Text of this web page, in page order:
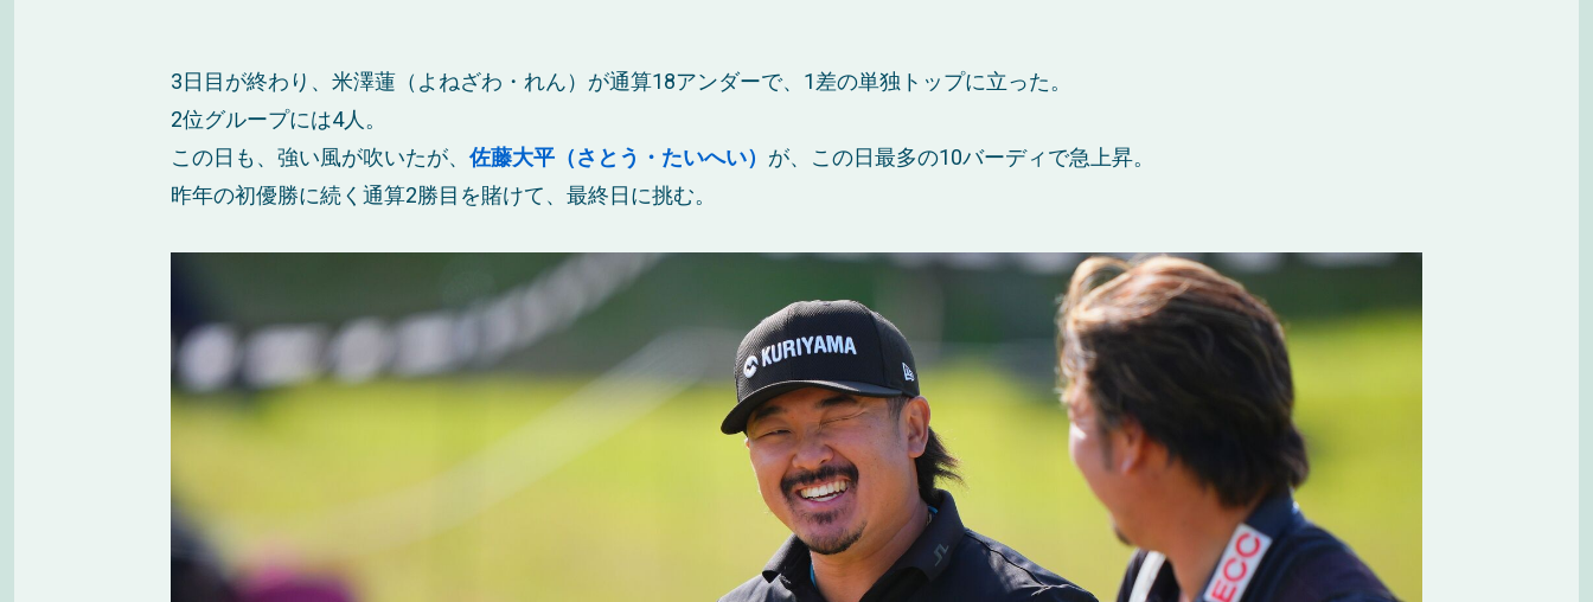
3日目が終わり、米澤蓮（よねざわ・れん）が通算18アンダーで、1差の単独トップに立った。
2位グループには4人。
この日も、強い風が吹いたが、 佐藤大平（さとう・たいへい） が、この日最多の10バーディで急上昇。
昨年の初優勝に続く通算2勝目を賭けて、最終日に挑む。